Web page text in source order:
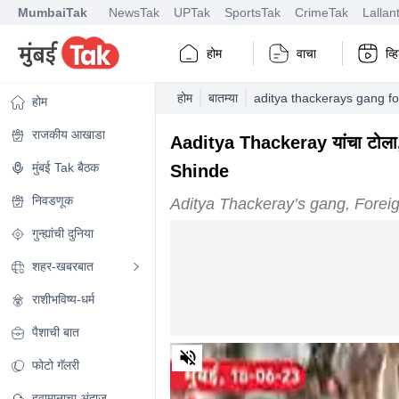
MumbaiTak NewsTak UPTak SportsTak CrimeTak
होम वाचा
होम
राजकीय आखाडा
मुंबई Tak बैठक
निवडणूक
गुन्ह्यांची दुनिया
शहर-खबरबात
राशीभविष्य-धर्म
पैशाची बात
फोटो गॅलरी
होम बातम्या aditya thackerays gang
Aaditya Thackeray यांचा
Shinde
Aditya Thackeray’s gang,
0
of
minute,